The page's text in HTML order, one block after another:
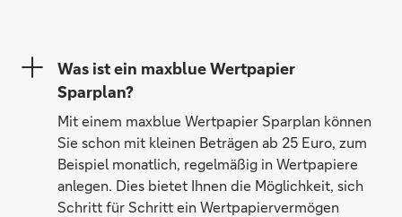
Was ist ein maxblue Wertpapier
Sparplan?
Mit einem maxblue Wertpapier Sparplan können
Sie schon mit kleinen Beträgen ab 25 Euro, zum
Beispiel monatlich, regelmäßig in Wertpapiere
anlegen. Dies bietet Ihnen die Möglichkeit, sich
Schritt für Schritt ein Wertpapiervermögen